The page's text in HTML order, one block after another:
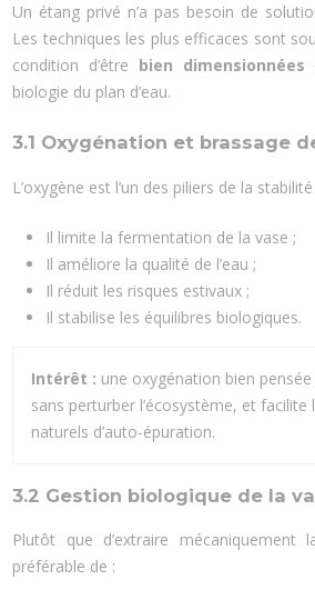
Un étang privé n’a pas besoin de
Les techniques les plus efficaces sont
condition d’être bien dimensionnées
biologie du plan d’eau.
3.1 Oxygénation et brassage
L’oxygène est l’un des piliers de la
Il limite la fermentation de la vase ;
Il améliore la qualité de l’eau ;
Il réduit les risques estivaux ;
Il stabilise les équilibres biologiques.
Intérêt : une oxygénation bien
sans perturber l’écosystème, et facilite
naturels d’auto-épuration.
3.2 Gestion biologique de la
Plutôt que d’extraire
préférable de :